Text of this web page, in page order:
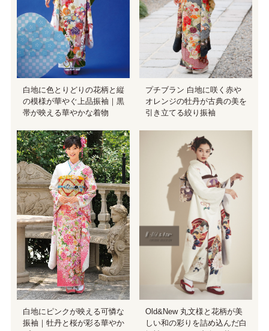
白地に色とりどりの花柄と縦
の模様が華やぐ上品振袖｜黒
帯が映える華やかな着物
プチブラン 白地に咲く赤や
オレンジの牡丹が古典の美を
引き立てる絞り振袖
白地にピンクが映える可憐な
振袖｜牡丹と桜が彩る華やか
Old&New 丸文様と花柄が美
しい和の彩りを詰め込んだ白